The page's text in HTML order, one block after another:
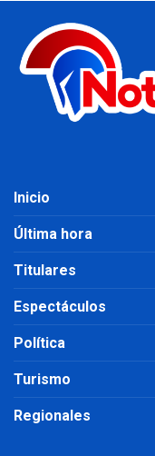
Inicio
Última hora
Titulares
Espectáculos
Política
Turismo
Regionales